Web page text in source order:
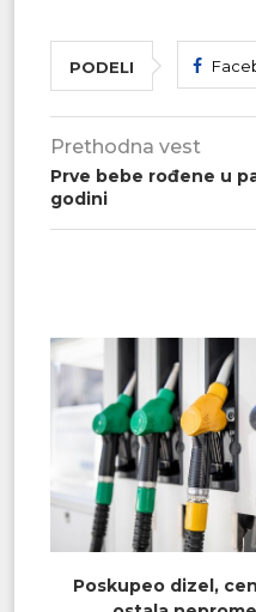
PODELI
Prethodna vest
Prve bebe rođene u
godini
Poskupeo dizel,